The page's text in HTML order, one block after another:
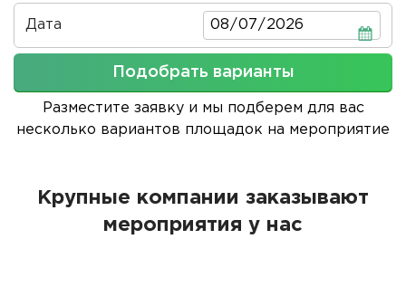
Дата Дата
Подобрать варианты
Разместите заявку и мы подберем для вас
несколько вариантов площадок на мероприятие
Крупные компании заказывают
мероприятия у нас